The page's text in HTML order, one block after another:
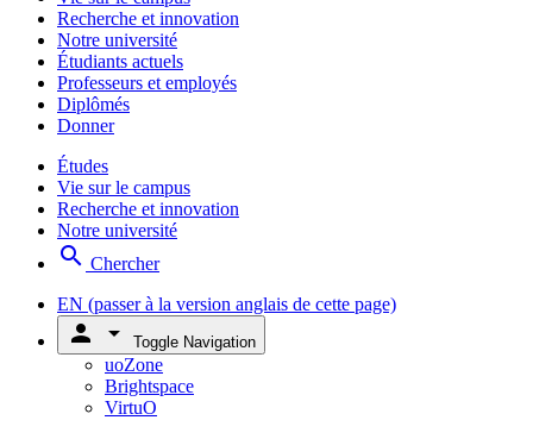
Recherche et innovation
Notre université
Étudiants actuels
Professeurs et employés
Diplômés
Donner
Études
Vie sur le campus
Recherche et innovation
Notre université
search Chercher
EN (passer à la version anglais de cette page)
person arrow_drop_down Toggle Navigation
uoZone
Brightspace
VirtuO